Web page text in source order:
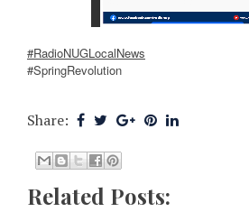
#RadioNUGLocalNews
#SpringRevolution
Share:
Related Posts: